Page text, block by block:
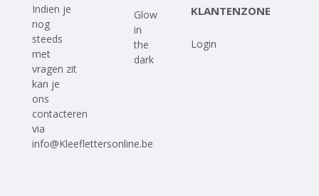
Indien je
nog
steeds
met
vragen zit
kan je
ons
contacteren
via
info@Kleeflettersonline.be
Glow
in
the
dark
KLANTENZONE
Login